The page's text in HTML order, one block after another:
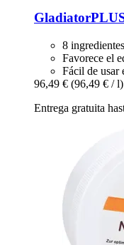
8
Favorece el
Fácil de usar
96,49 € (96,49 € / l)
Entrega gratuita